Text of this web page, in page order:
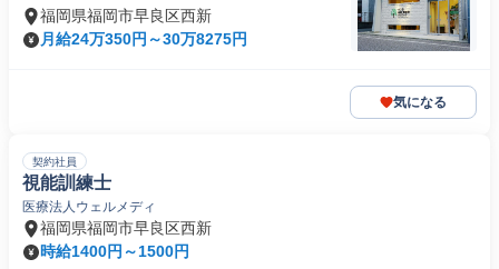
福岡県福岡市早良区西新
月給24万350円～30万8275円
気になる
契約社員
視能訓練士
医療法人ウェルメディ
福岡県福岡市早良区西新
時給1400円～1500円